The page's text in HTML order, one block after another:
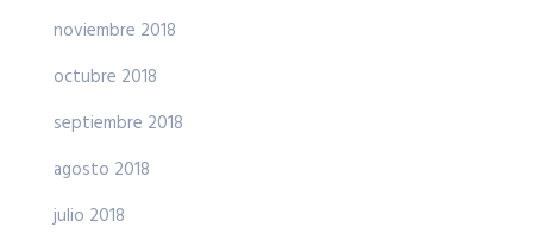
noviembre 2018
octubre 2018
septiembre 2018
agosto 2018
julio 2018